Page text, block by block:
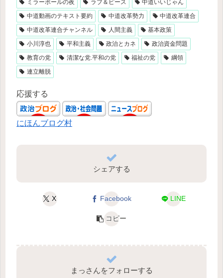
ミラーボールの夜
ラブ＆ピース
中道いいじゃん
中道動画のテキスト要約
中道改革勢力
中道改革連合
中道改革連合チャンネル
人間主義
基本政策
小川淳也
平和主義 政治とカネ
政治資金問題
教育の党
清潔な党.平和の党 福祉の党
綱領
連立離脱
応援する
にほんブログ村
シェアする
X Facebook LINE
コピー
まっさんをフォローする